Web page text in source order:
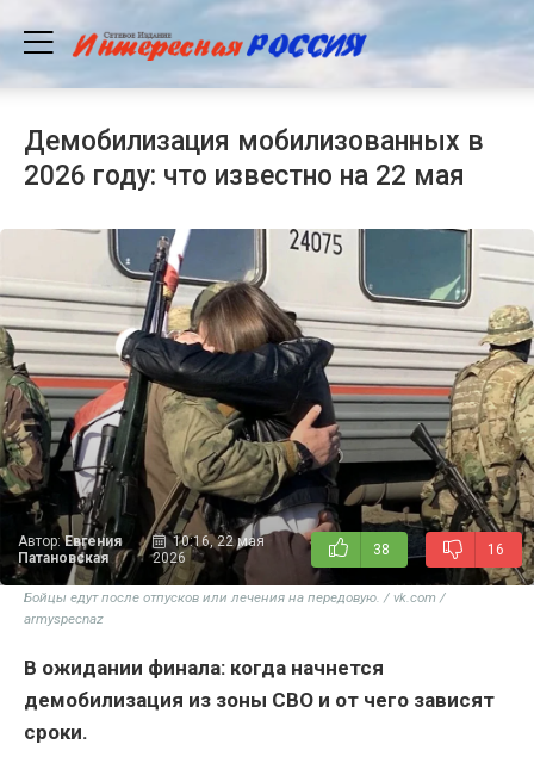
Демобилизация мобилизованных в
2026 году: что известно на 22 мая
Автор:Евгения
Патановская
10:16, 22 мая
2026
38 16
Бойцы едут после отпусков или лечения на передовую. / vk.com /
armyspecnaz
В ожидании финала: когда начнется
демобилизация из зоны СВО и от чего зависят
сроки.